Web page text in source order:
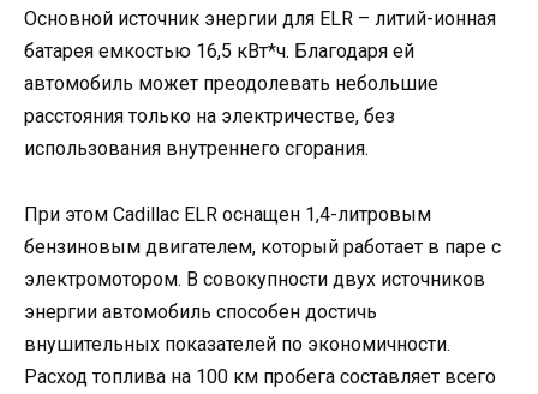
Основной источник энергии для ELR – литий-ионная
батарея емкостью 16,5 кВт*ч. Благодаря ей
автомобиль может преодолевать небольшие
расстояния только на электричестве, без
использования внутреннего сгорания.
При этом Cadillac ELR оснащен 1,4-литровым
бензиновым двигателем, который работает в паре с
электромотором. В совокупности двух источников
энергии автомобиль способен достичь
внушительных показателей по экономичности.
Расход топлива на 100 км пробега составляет всего